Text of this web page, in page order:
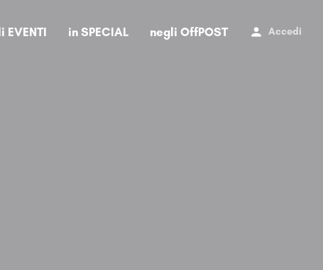
EVENTI in SPECIAL negli OffPOST Accedi